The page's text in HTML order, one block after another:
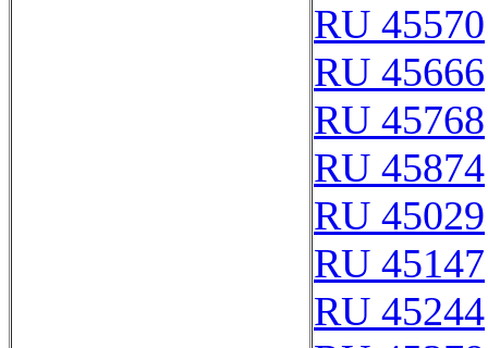
RU 45570
RU 45666
RU 45768
RU 45874
RU 45029
RU 45147
RU 45244